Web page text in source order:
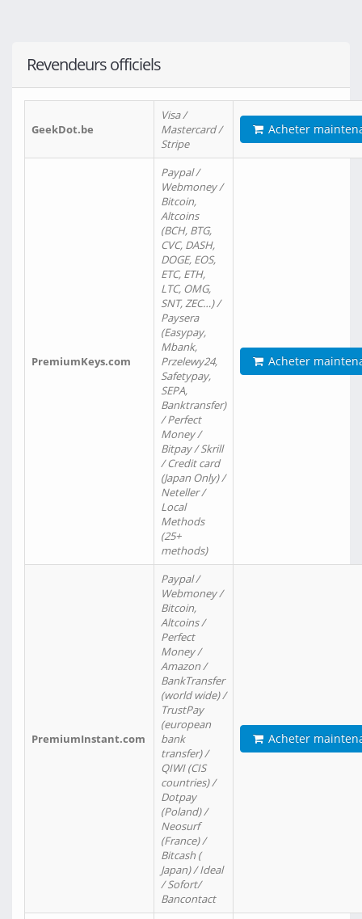
Revendeurs officiels
GeekDot.be
Visa /
Mastercard /
Stripe
Acheter
PremiumKeys.com
Paypal /
Webmoney /
Bitcoin,
Altcoins
(BCH, BTG,
CVC, DASH,
DOGE, EOS,
ETC, ETH,
LTC, OMG,
SNT, ZEC…) /
Paysera
(Easypay,
Mbank,
Przelewy24,
Safetypay,
SEPA,
Banktransfer)
/ Perfect
Money /
Bitpay / Skrill
/ Credit card
(Japan Only) /
Neteller /
Local
Methods
(25+
methods)
Acheter
PremiumInstant.com
Paypal /
Webmoney /
Bitcoin,
Altcoins /
Perfect
Money /
Amazon /
BankTransfer
(world wide) /
TrustPay
(european
bank
transfer) /
QIWI (CIS
countries) /
Dotpay
(Poland) /
Neosurf
(France) /
Bitcash (
Japan) / Ideal
/ Sofort/
Bancontact
Acheter